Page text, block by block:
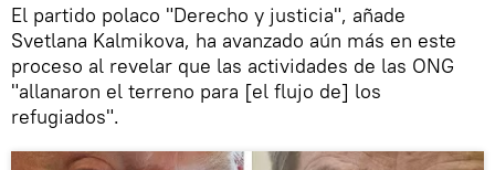
El partido polaco "Derecho y justicia", añade
Svetlana Kalmikova, ha avanzado aún más en este
proceso al revelar que las actividades de las ONG
"allanaron el terreno para [el flujo de] los
refugiados".